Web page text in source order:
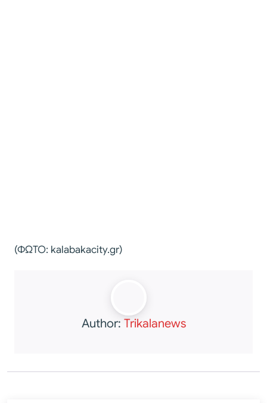
(ΦΩΤΟ: kalabakacity.gr)
Author: Trikalanews